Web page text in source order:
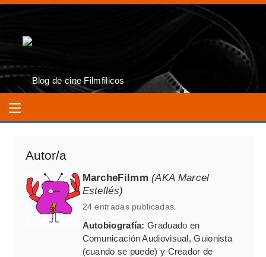
Autor/a
MarcheFilmm (AKA Marcel
Estellés)
24 entradas publicadas.
Autobiografía: Graduado en
Comunicación Audiovisual, Guionista
(cuando se puede) y Creador de